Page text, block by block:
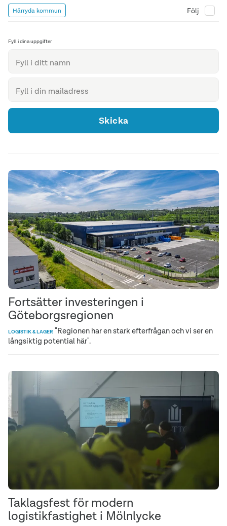
Härryda kommun Följ
Fyll i dina uppgifter
Skicka
Fortsätter investeringen i
Göteborgsregionen
LOGISTIK & LAGER "Regionen har en stark efterfrågan och vi ser en
långsiktig potential här".
Taklagsfest för modern
logistikfastighet i Mölnlycke